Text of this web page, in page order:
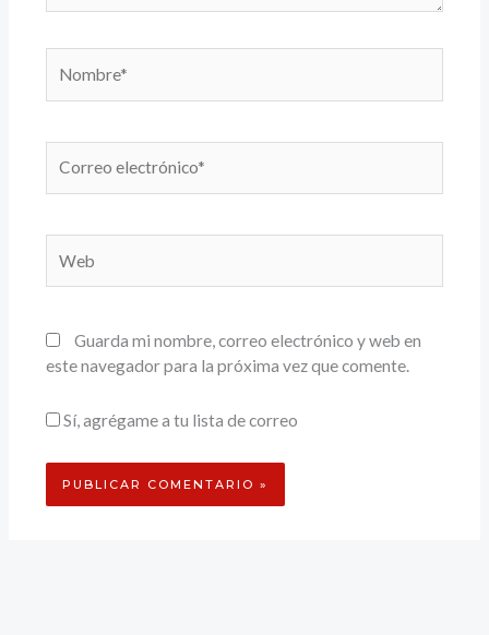
electrónico*
Guarda mi nombre, correo electrónico y web en
este navegador para la próxima vez que comente.
Sí, agrégame a tu lista de correo